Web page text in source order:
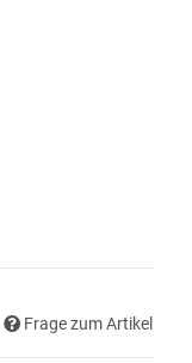
Frage zum Artikel